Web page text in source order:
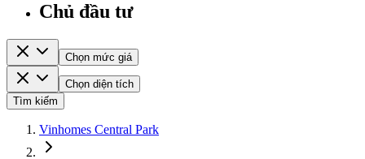
Chủ đầu tư
Chọn mức giá
Chọn diện tích
Tìm kiếm
Vinhomes Central Park